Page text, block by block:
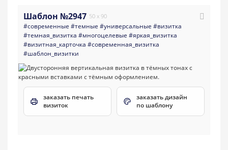
Шаблон №2947 50 x 90
#современные #темные #универсальные #визитка
#темная_визитка #многоцелевые #яркая_визитка
#визитная_карточка #современная_визитка
#шаблон_визитки
заказать печать
визиток
заказать дизайн
по шаблону